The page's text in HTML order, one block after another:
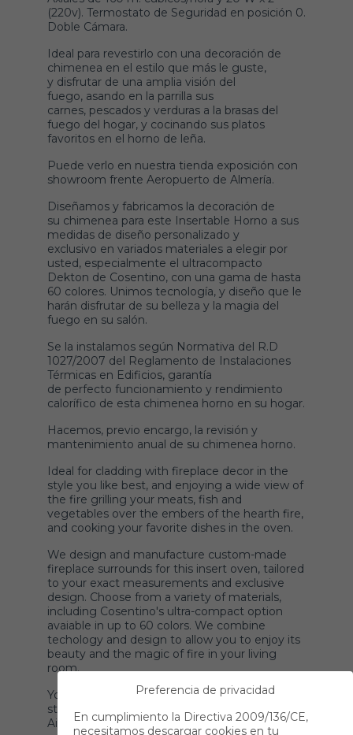
(220v). Termostato de Seguridad en posición 0.
Doble Cámara.
Ideal para revestirlo con una decoración de
chimenea en el estilo que más le guste,
y disfrutar de una amplia visión del
fuego, asando en la parrilla sus
carnes, pescados y verduras a la brasas del
fuego del hogar, y cocinando sus platos
favoritos en el horno de leña.
Puede verlo en nuestra tienda exposición con
showroom frente Aeropuerto de Almería.
Diseñamos y fabricamos la decoración de
su chimenea para este Insertable Horno a sus
medidas de diseño personalizado y
exclusivo en variados materiales a elegir por
usted, especialmente el ultracompacto
Dekton de Cosentino, con una gama de hasta
60 colores. Unimos tecnología, y diseño que le
harán disfrutar de su belleza y la magia del
fuego en su salón.
Se la instalamos según Normativa del R.D
1027/2007 del Reglamento de Instalaciones
Térmicas en Edificios, garantía
de perfecto funcionamiento y rendimiento
calorífico de esta chimenea horno en su hogar.
Hacemos, previo encargo, la revisión y
mantenimiento anual de su chimenea horno.
Ideal for cladding with fireplace decor in the
style you like best, and enjoying a wide view of
the fire grilling your meats, fish and
vegetables over the embers of the hearth fire,
and cooking your favorite dishes in the oven.
We design and manufacture custom-made
fireplace surrounds for this insert oven, tailored
to your exact measurements and exclusive
design. Choose from a variety of materials,
including Cosentino's ultra-compact option
avaiable in up to 60 colors. We combine
techology and design to allow you to enjoy its
beauty and the magic of fire in your living
room.
You can see it by visiting our exhibition
store with showroom in front of Almeria
Airport.
Preferencia de privacidad
En cumplimiento la Directiva 2009/136/CE,
necesitamos descargar cookies en tu